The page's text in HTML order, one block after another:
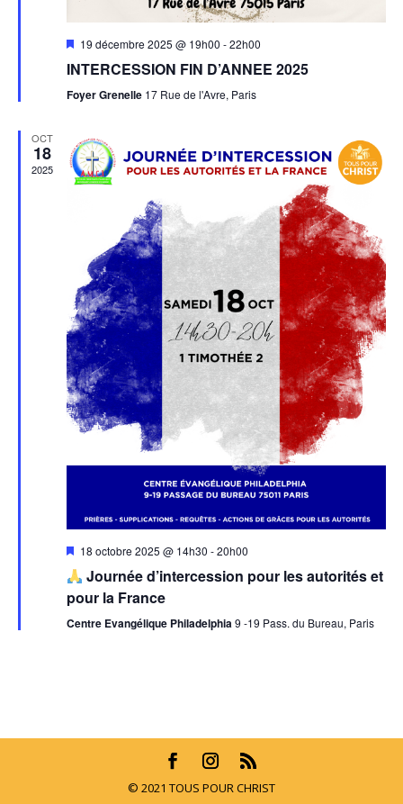
Mis
avant
19 décembre 2025 @ 19h00 -22h00
INTERCESSION FIN D’ANNEE 2025
Foyer Grenelle 17 Rue de l'Avre, Paris
OCT
18
2025
Mis
avant
18 octobre 2025 @ 14h30 -20h00
Journée d’intercession pour les autorités et
pour la France
Centre Evangélique Philadelphia9 -19 Pass. du Bureau, Paris
© 2021 TOUS POUR CHRIST